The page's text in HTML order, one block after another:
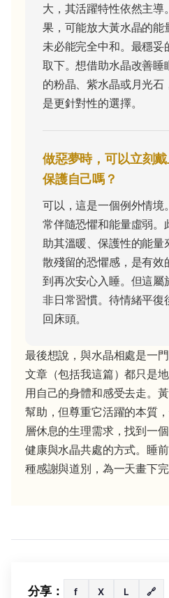
大，其活躍特性依然主導
果，可能放大黃水晶的能
未必能完全中和。最穩
取下。想借助水晶改善睡
的粉晶、紫水晶或月光石
是更針對性的選擇。
做惡夢時，可以立刻
保護自己嗎？
可以，這是一個例外情境
常伴隨恐懼和能量虛弱。
助其溫暖、保護性的能量
散殘留的恐懼感，是有效
到再次安心入睡。但這屬
非日常習慣。待情緒平復
回床頭。
最後想說，與水晶相處是一
文章（包括我這篇）都只是
用自己的身體和感受去走。
幫助，但尊重它活躍的本質
層休息的生理需求，找到一
健康與水晶共處的方式。睡
種感謝與道別，為一天畫下完
分享： f X L 🔗